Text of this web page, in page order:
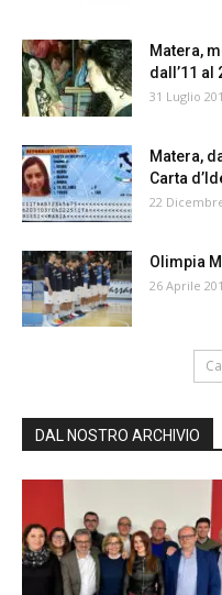
Matera,
dall’11 al
31 Luglio
Matera,
Carta
22
Olimpia
26 Aprile
DAL NOSTRO ARCHIVIO